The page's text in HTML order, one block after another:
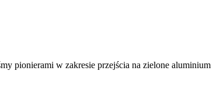
pionierami w zakresie przejścia na zielone aluminium